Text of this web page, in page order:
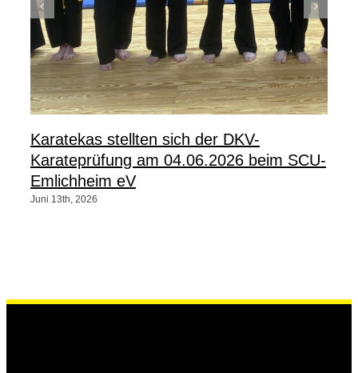
Karatekas stellten sich der DKV-
Karateprüfung am 04.06.2026 beim SCU-
Emlichheim eV
Juni 13th, 2026